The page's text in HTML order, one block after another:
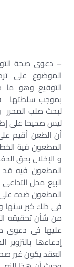
– دعوى صحة
الموضوع على
التوقيع وهو ما
بموجب سلطتها
لبحث صلب المحرر
ليس صحيحا على
أن الطعن أقيم
المطعون فية
و الإخلال بحق
المطعون فيه
البيع محل
المطعون ضده على
فى ذلك كبر سنها
من شأن تحقيقه
عليها فى دعوى
إدعاءها
العقد يكون غير